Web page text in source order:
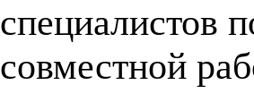
специалистов
совместной